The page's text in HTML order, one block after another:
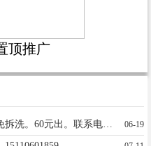
顶推广
帅康抽油烟机，功能正常，免拆洗。60元出。联系电话13283620135 06-19